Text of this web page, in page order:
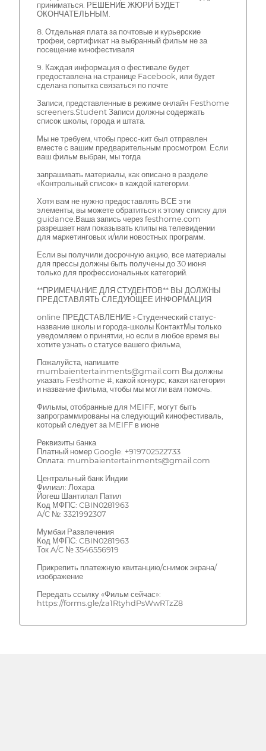
приниматься. РЕШЕНИЕ ЖЮРИ БУДЕТ
ОКОНЧАТЕЛЬНЫМ.
8. Отдельная плата за почтовые и курьерские
трофеи, сертификат на выбранный фильм не за
посещение кинофестиваля
9. Каждая информация о фестивале будет
предоставлена на странице Facebook, или будет
сделана попытка связаться по почте
Записи, представленные в режиме онлайн Festhome
screeners.Student Записи должны содержать
список школы, города и штата.
Мы не требуем, чтобы пресс-кит был отправлен
вместе с вашим предварительным просмотром. Если
ваш фильм выбран, мы тогда
запрашивать материалы, как описано в разделе
«Контрольный список» в каждой категории.
Хотя вам не нужно предоставлять ВСЕ эти
элементы, вы можете обратиться к этому списку для
guidance.Ваша запись через festhome.com
разрешает нам показывать клипы на телевидении
для маркетинговых и/или новостных программ.
Если вы получили досрочную акцию, все материалы
для прессы должны быть получены до 30 июня
только для профессиональных категорий.
**ПРИМЕЧАНИЕ ДЛЯ СТУДЕНТОВ** ВЫ ДОЛЖНЫ
ПРЕДСТАВЛЯТЬ СЛЕДУЮЩЕЕ ИНФОРМАЦИЯ
online ПРЕДСТАВЛЕНИЕ ፦Студенческий статус-
название школы и города-школы КонтактМы только
уведомляем о принятии, но если в любое время вы
хотите узнать о статусе вашего фильма,
Пожалуйста, напишите
mumbaientertainments@gmail.com Вы должны
указать Festhome #, какой конкурс, какая категория
и название фильма, чтобы мы могли вам помочь.
Фильмы, отобранные для MEIFF, могут быть
запрограммированы на следующий кинофестиваль,
который следует за MEIFF в июне
Реквизиты банка
Платный номер Google: +919702522733
Оплата: mumbaientertainments@gmail.com
Центральный банк Индии
Филиал: Лохара
Йогеш Шантилал Патил
Код МФПС: CBIN0281963
A/C №: 3321992307
Мумбаи Развлечения
Код МФПС: CBIN0281963
Ток A/C № 3546556919
Прикрепить платежную квитанцию/снимок экрана/
изображение
Передать ссылку «Фильм сейчас»:
https://forms.gle/za1RtyhdPsWwRTzZ8